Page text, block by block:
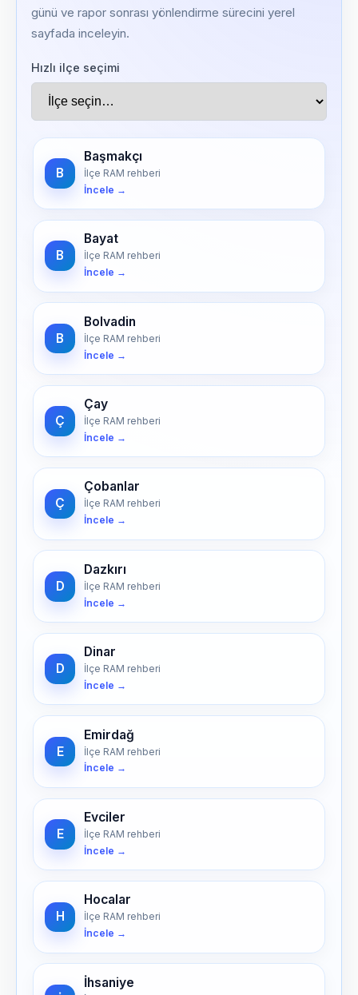
günü ve rapor sonrası yönlendirme sürecini yerel
sayfada inceleyin.
Hızlı ilçe seçimi
B
Başmakçı
İlçe RAM rehberi
İncele →
B
Bayat
İlçe RAM rehberi
İncele →
B
Bolvadin
İlçe RAM rehberi
İncele →
Ç
Çay
İlçe RAM rehberi
İncele →
Ç
Çobanlar
İlçe RAM rehberi
İncele →
D
Dazkırı
İlçe RAM rehberi
İncele →
D
Dinar
İlçe RAM rehberi
İncele →
E
Emirdağ
İlçe RAM rehberi
İncele →
E
Evciler
İlçe RAM rehberi
İncele →
H
Hocalar
İlçe RAM rehberi
İncele →
İhsaniye